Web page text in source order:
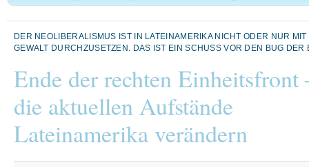
DER NEOLIBERALISMUS IST IN LATEINAMERIKA NICHT ODER NUR
GEWALT DURCHZUSETZEN. DAS IST EIN SCHUSS VOR DEN BUG DER
Ende der rechten Einheitsfront
die aktuellen Aufstände
Lateinamerika verändern